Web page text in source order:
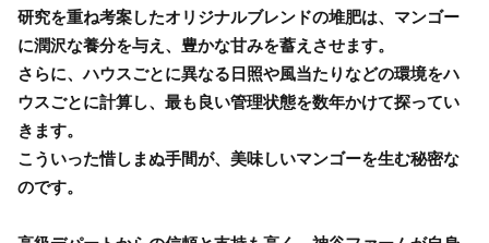
研究を重ね考案したオリジナルブレンドの堆肥は、マンゴー
に潤沢な養分を与え、豊かな甘みを蓄えさせます。
さらに、ハウスごとに異なる日照や風当たりなどの環境をハ
ウスごとに計算し、最も良い管理状態を数年かけて探ってい
きます。
こういった惜しまぬ手間が、美味しいマンゴーを生む秘密な
のです。